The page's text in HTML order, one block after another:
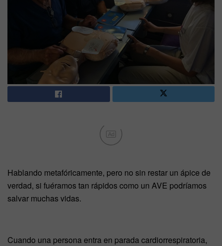
Ad
Hablando metafóricamente, pero no sin restar un ápice de
verdad, si fuéramos tan rápidos como un AVE podríamos
salvar muchas vidas.
Cuando una persona entra en parada cardiorrespiratoria,